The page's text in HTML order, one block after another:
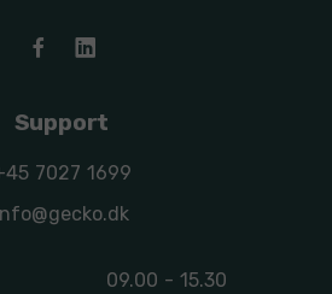
Support
7027 1699
09.00 - 15.30